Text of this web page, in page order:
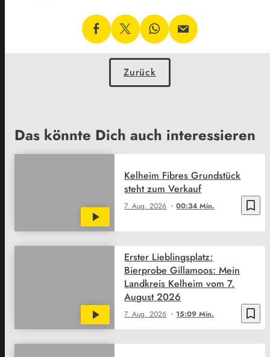
Zurück
Das könnte Dich auch interessieren
bookmark_border
7. Aug. 2026 00:34 Min.
Kelheim Fibres Grundstück
steht zum Verkauf
bookmark_border
7. Aug. 2026 15:09 Min.
Erster Lieblingsplatz;
Bierprobe Gillamoos: Mein
Landkreis Kelheim vom 7.
August 2026